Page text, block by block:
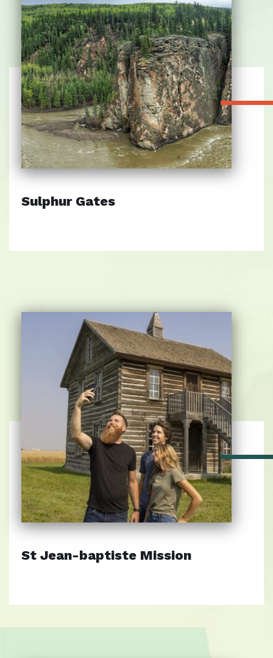
Sulphur Gates
St Jean-baptiste Mission